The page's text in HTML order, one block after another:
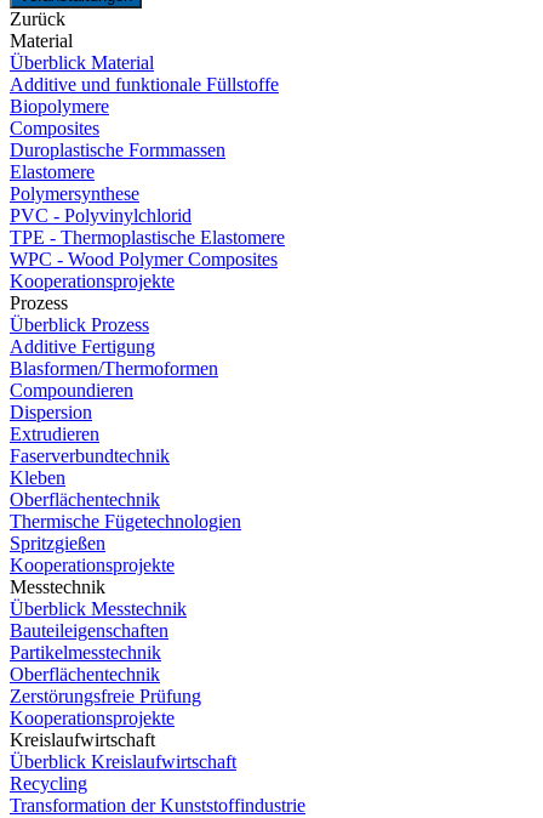
Zurück
Material
Überblick Material
Additive und funktionale Füllstoffe
Biopolymere
Composites
Duroplastische Formmassen
Elastomere
Polymersynthese
PVC - Polyvinylchlorid
TPE - Thermoplastische Elastomere
WPC - Wood Polymer Composites
Kooperationsprojekte
Prozess
Überblick Prozess
Additive Fertigung
Blasformen/Thermoformen
Compoundieren
Dispersion
Extrudieren
Faserverbundtechnik
Kleben
Oberflächentechnik
Thermische Fügetechnologien
Spritzgießen
Kooperationsprojekte
Messtechnik
Überblick Messtechnik
Bauteileigenschaften
Partikelmesstechnik
Oberflächentechnik
Zerstörungsfreie Prüfung
Kooperationsprojekte
Kreislaufwirtschaft
Überblick Kreislaufwirtschaft
Recycling
Transformation der Kunststoffindustrie